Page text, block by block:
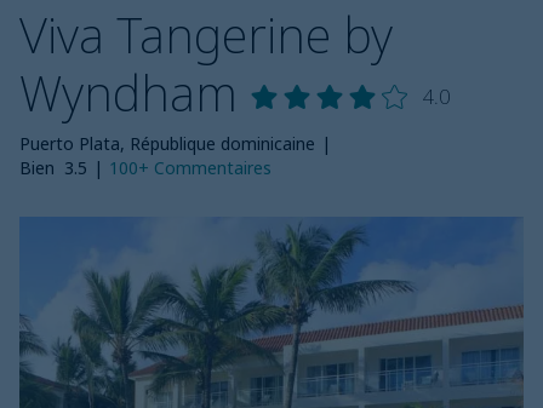
Viva Tangerine by
Wyndham
4.0
Puerto Plata, République dominicaine |
Bien 3.5 | 100+ Commentaires